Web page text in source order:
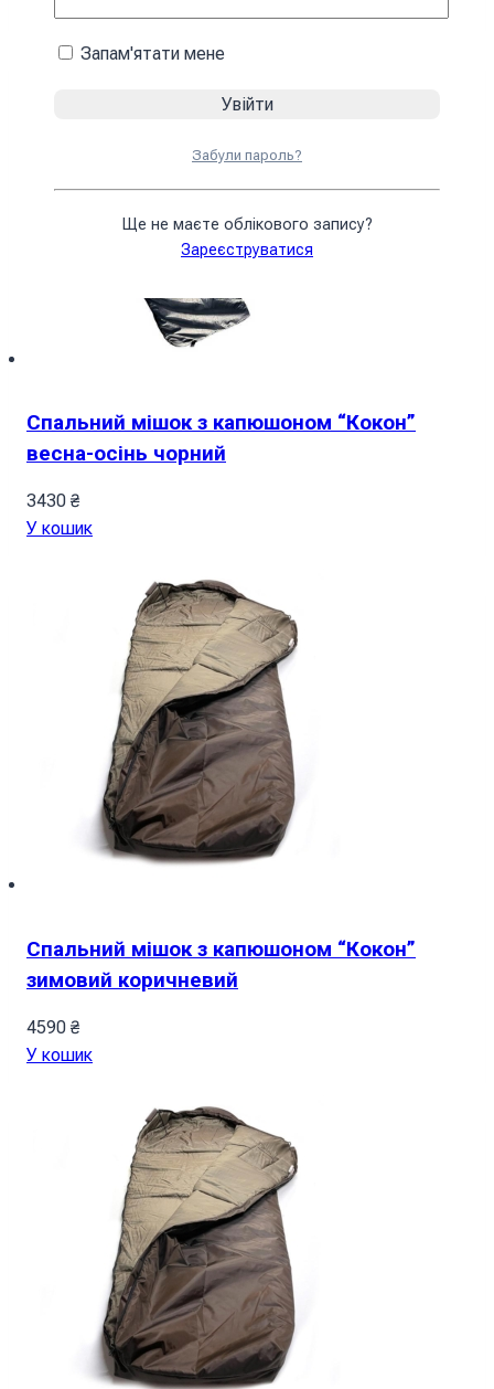
Спальний мішок з капюшоном “Кокон”
весна-осінь чорний
3430 ₴
У кошик
Спальний мішок з капюшоном “Кокон”
зимовий коричневий
4590 ₴
У кошик
Запам'ятати мене
Забули пароль?
Ще не маєте облікового запису?
Зареєструватися